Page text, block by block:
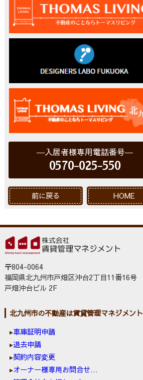
入居者様専用電話番号
0570-025-550
前に戻る HOME
〒804-0064
福岡県北九州市戸畑区沖台2丁目11番16号
戸畑沖台ビル 2F
北九州市の不動産は賃貸管理マネジメント
車庫証明申請
退去申請
契約内容変更
オーナー様専用お問合せ窓口